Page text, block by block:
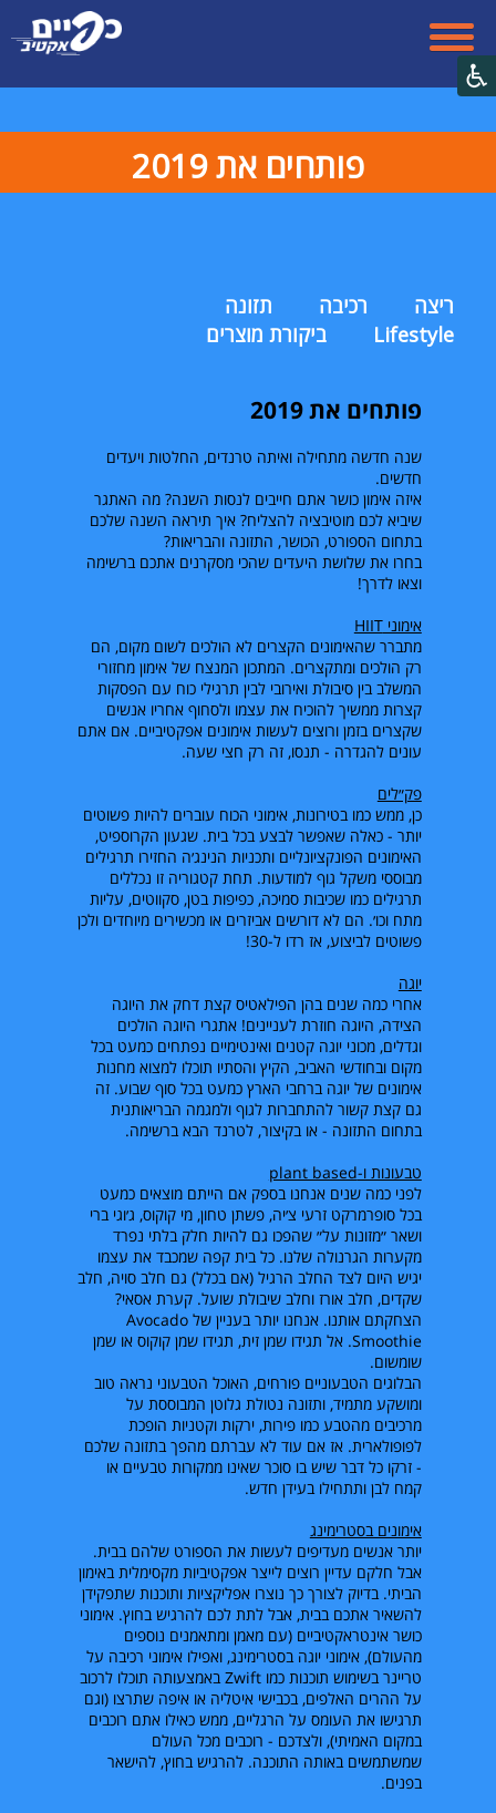
פותחים את 2019
ריצה רכיבה
תזונה
Lifestyle
ביקורת מוצרים
פותחים את 2019
שנה חדשה מתחילה ואיתה טרנדים, החלטות ויעדים
חדשים.
איזה אימון כושר אתם חייבים לנסות השנה? מה האתגר
שיביא לכם מוטיבציה להצליח? איך תיראה השנה שלכם
בתחום הספורט, הכושר, התזונה והבריאות?
בחרו את שלושת היעדים שהכי מסקרנים אתכם ברשימה
וצאו לדרך!
אימוניHIIT
מתברר שהאימונים הקצרים לא הולכים לשום מקום, הם
רק הולכים ומתקצרים. המתכון המנצח של אימון מחזורי
המשלב בין סיבולת ואירובי לבין תרגילי כוח עם הפסקות
קצרות ממשיך להוכיח את עצמו ולסחוף אחריו אנשים
שקצרים בזמן ורוצים לעשות אימונים אפקטיביים. אם אתם
עונים להגדרה - תנסו, זה רק חצי שעה.
פק״לים
כן, ממש כמו בטירונות, אימוני הכוח עוברים להיות פשוטים
יותר - כאלה שאפשר לבצע בכל בית. שגעון הקרוספיט,
האימונים הפונקציונליים ותכניות הנינג׳ה החזירו תרגילים
מבוססי משקל גוף למודעות. תחת קטגוריה זו נכללים
תרגילים כמו שכיבות סמיכה, כפיפות בטן, סקווטים, עליות
מתח וכו׳. הם לא דורשים אביזרים או מכשירים מיוחדים ולכן
פשוטים לביצוע, אז רדו ל-30!
יוגה
אחרי כמה שנים בהן הפילאטיס קצת דחק את היוגה
הצידה, היוגה חוזרת לעניינים! אתגרי היוגה הולכים
וגדלים, מכוני יוגה קטנים ואינטימיים נפתחים כמעט בכל
מקום ובחודשי האביב, הקיץ והסתיו תוכלו למצוא מחנות
אימונים של יוגה ברחבי הארץ כמעט בכל סוף שבוע. זה
גם קצת קשור להתחברות לגוף ולמגמה הבריאותנית
בתחום התזונה - או בקיצור, לטרנד הבא ברשימה.
טבעונות ו-plant based
לפני כמה שנים אנחנו בספק אם הייתם מוצאים כמעט
בכל סופרמרקט זרעי צ׳יה, פשתן טחון, מי קוקוס, ג׳וגי ברי
ושאר ״מזונות על״ שהפכו גם להיות חלק בלתי נפרד
מקערות הגרנולה שלנו. כל בית קפה שמכבד את עצמו
יגיש היום לצד החלב הרגיל (אם בכלל) גם חלב סויה, חלב
שקדים, חלב אורז וחלב שיבולת שועל. קערת אסאי?
הצחקתם אותנו. אנחנו יותר בעניין שלAvocado
Smoothie. אל תגידו שמן זית, תגידו שמן קוקוס או שמן
שומשום.
הבלוגים הטבעוניים פורחים, האוכל הטבעוני נראה טוב
ומושקע מתמיד, ותזונה נטולת גלוטן המבוססת על
מרכיבים מהטבע כמו פירות, ירקות וקטניות הופכת
לפופולארית. אז אם עוד לא עברתם מהפך בתזונה שלכם
- זרקו כל דבר שיש בו סוכר שאינו ממקורות טבעיים או
קמח לבן ותתחילו בעידן חדש.
אימונים בסטרימינג
יותר אנשים מעדיפים לעשות את הספורט שלהם בבית.
אבל חלקם עדיין רוצים לייצר אפקטיביות מקסימלית באימון
הביתי. בדיוק לצורך כך נוצרו אפליקציות ותוכנות שתפקידן
להשאיר אתכם בבית, אבל לתת לכם להרגיש בחוץ. אימוני
כושר אינטראקטיביים (עם מאמן ומתאמנים נוספים
מהעולם), אימוני יוגה בסטרימינג, ואפילו אימוני רכיבה על
טריינר בשימוש תוכנות כמוZwiftבאמצעותה תוכלו לרכוב
על ההרים האלפים, בכבישי איטליה או איפה שתרצו (וגם
תרגישו את העומס על הרגליים, ממש כאילו אתם רוכבים
במקום האמיתי), ולצדכם - רוכבים מכל העולם
שמשתמשים באותה התוכנה. להרגיש בחוץ, להישאר
בפנים.